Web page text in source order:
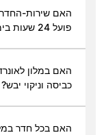
האם שירות-
פועל 24 שעות ביממה?
האם במלון
כביסה וניקוי יבש?
האם בכל חדר